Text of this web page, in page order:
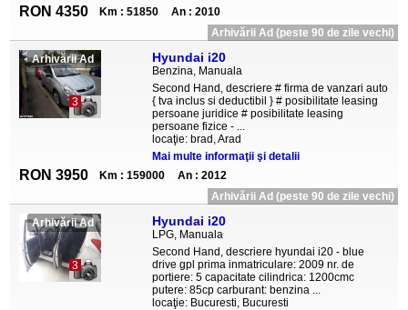
RON 4350 Km : 51850
An : 2010
Arhivării Ad (peste 90 de zile vechi)
Arhivării Ad
3
Hyundai i20
Benzina, Manuala
Second Hand, descriere # firma de vanzari auto
{ tva inclus si deductibil } # posibilitate leasing
persoane juridice # posibilitate leasing
persoane fizice - ...
locaţie: brad, Arad
Mai multe informaţii şi detalii
RON 3950 Km : 159000
An : 2012
Arhivării Ad (peste 90 de zile vechi)
Arhivării Ad
3
Hyundai i20
LPG, Manuala
Second Hand, descriere hyundai i20 - blue
drive gpl prima inmatriculare: 2009 nr. de
portiere: 5 capacitate cilindrica: 1200cmc
putere: 85cp carburant: benzina ...
locaţie: Bucuresti, Bucuresti